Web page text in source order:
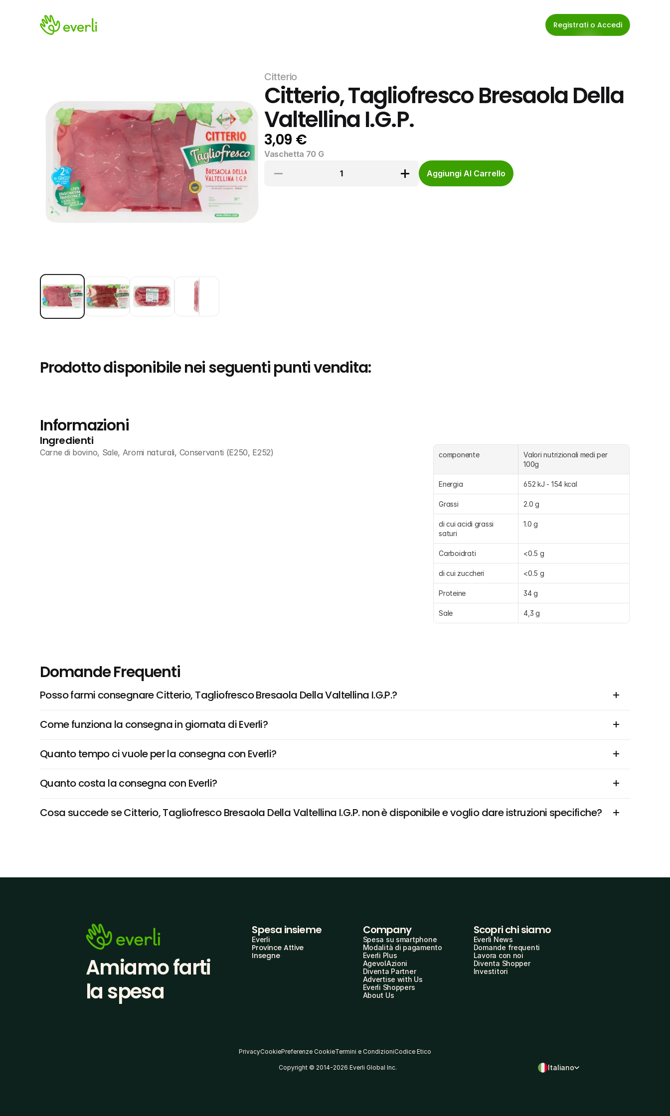
Registrati o Accedi
Citterio
Citterio, Tagliofresco Bresaola Della
Valtellina I.G.P.
3,09 €
Vaschetta 70 G
1
Aggiungi Al Carrello
Prodotto disponibile nei seguenti punti vendita:
Informazioni
Ingredienti
Carne di bovino, Sale, Aromi naturali, Conservanti (E250, E252) componente
Valori nutrizionali medi per
100g
Energia 652 kJ - 154 kcal
Grassi 2.0 g
di cui acidi grassi
saturi
1.0 g
Carboidrati <0.5 g
di cui zuccheri <0.5 g
Proteine 34 g
Sale 4,3 g
Domande Frequenti
Posso farmi consegnare Citterio, Tagliofresco Bresaola Della Valtellina I.G.P.?
Come funziona la consegna in giornata di Everli?
Quanto tempo ci vuole per la consegna con Everli?
Quanto costa la consegna con Everli?
Cosa succede se Citterio, Tagliofresco Bresaola Della Valtellina I.G.P. non è disponibile e voglio dare istruzioni specifiche?
Amiamo farti
la spesa
Spesa insieme
Everli
Province Attive
Insegne
Company
Spesa su smartphone
Modalità di pagamento
Everli Plus
AgevolAzioni
Diventa Partner
Advertise with Us
Everli Shoppers
About Us
Scopri chi siamo
Everli News
Domande frequenti
Lavora con noi
Diventa Shopper
Investitori
PrivacyCookiePreferenze CookieTermini e CondizioniCodice Etico
Copyright © 2014-2026 Everli Global Inc. Italiano